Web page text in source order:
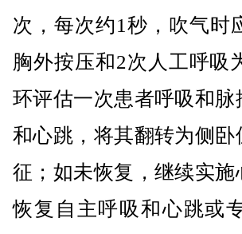
次，每次约1秒，吹气时
胸外按压和2次人工呼吸
环评估一次患者呼吸和
和心跳，将其翻转为侧
征；如未恢复，继续实
恢复自主呼吸和心跳或